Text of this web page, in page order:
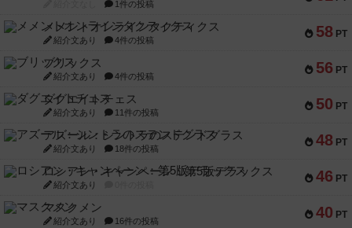
1件の投稿
58 PT
メメントオンラインタクティクス
紹介文あり 4件の投稿
56 PT
ブリックス
紹介文あり 4件の投稿
50 PT
ダグエイトチェス
紹介文あり 11件の投稿
48 PT
アズール：シントラのステンドグラス
紹介文あり 18件の投稿
46 PT
ロシアン・キャンペーン：第5版デラックス
紹介文あり
40 PT
マスクメン
紹介文あり 16件の投稿